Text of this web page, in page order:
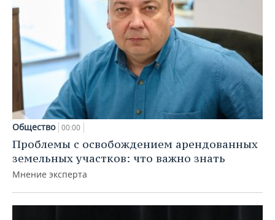
Общество 00:00
Проблемы с освобождением арендованных
земельных участков: что важно знать
Мнение эксперта